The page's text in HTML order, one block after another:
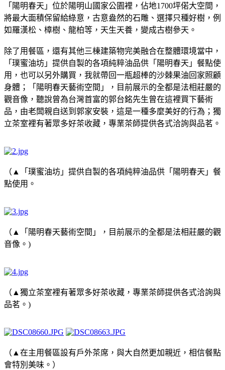
「陽明春天」位於陽明山國家公園裡，佔地1700坪偌大空間，
將最大面積保留給綠意，古意盎然的石雕、選擇只種好樹，例
如羅漢松、樟樹、龍柏等，天生天養，變成古樹參天。
除了用餐區，還有其他三棟建築物完美融合在整體環境當中，
「璞蜜油坊」提供自製的各項純粹油品供「陽明春天」餐點使
用，也可以另外購買，我就帶回一瓶超棒的沙棘果油回家照顧
身體；「陽明春天藝術空間」，目前展示的全都是法相莊嚴的
觀音像，聽說曾為台灣首富的郭台銘先生曾在這裡買下藝術
品，由老闆親自送到郭家安裝，這是一種多麼美好的行為；獨
立茶室裡有著眾多好茶收藏，專業茶師提供各式洽詢與品茗。
（▲「璞蜜油坊」提供自製的各項純粹油品供「陽明春天」餐
點使用。
（▲「陽明春天藝術空間」，目前展示的全都是法相莊嚴的觀
音像。)
（▲獨立茶室裡有著眾多好茶收藏，專業茶師提供各式洽詢與
品茗。)
（▲在主用餐區設有戶外茶席，與大自然更加親近，相信餐點
會特別美味。）